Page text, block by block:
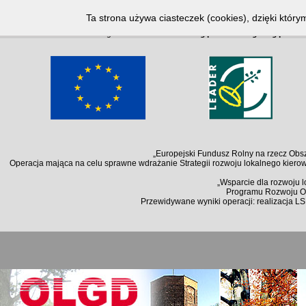
: Undefined index: lang in/home/klient.dhosting.pl/kallosz/olgd.org.pl/
Notice: Undefined index: lang in/home/klient.dhosting.pl/kallosz/olgd.org.pl/
„Europejski Fundusz Rolny na rzecz
Operacja mająca na celu sprawne wdrażanie Strategii rozwoju lokalnego
„Wsparcie dla rozwoju
Programu Rozwoju
Przewidywane wyniki operacji: realizacja
Ta strona używa ciasteczek (cookies), dzięki